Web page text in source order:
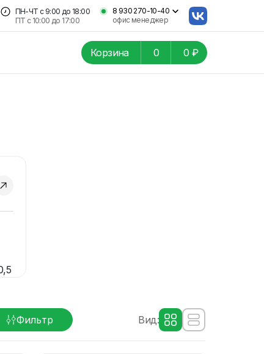
ПН-ЧТ с 9:00 до 18:00
ПТ с 10:00 до 17:00
8 930 270-10-40
офис менеджер
Корзина 0 0 ₽
Фильтр Вид: